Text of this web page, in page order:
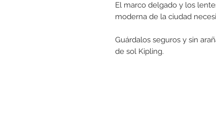
El marco delgado y los
moderna de la ciudad
Guárdalos seguros y sin
de sol Kipling.